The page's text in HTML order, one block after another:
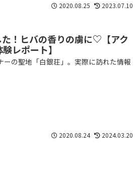
2020.08.25 2023.07.10
！ヒバの香りの虜に♡【アク
レポート】
ーの聖地「白銀荘」。実際に訪れた情報
2020.08.24 2024.03.20